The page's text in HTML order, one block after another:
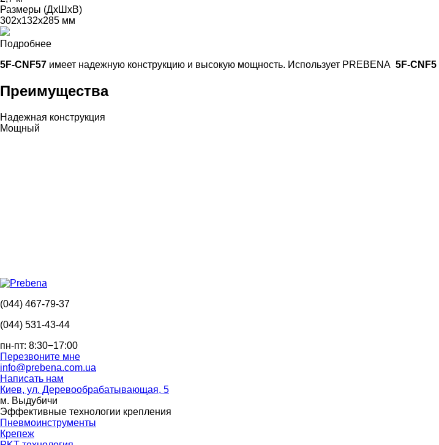
Размеры (ДхШхВ)
302x132x285 мм
Подробнее
5F-CNF57 имеет надежную конструкцию и высокую мощность. Использует PREBENA 5F-CNF5
Преимущества
Надежная конструкция
Мощный
(044) 467-79-37
(044) 531-43-44
пн-пт: 8:30−17:00
Перезвоните мне
info@prebena.com.ua
Написать нам
Киев, ул. Деревообрабатывающая, 5
м. Выдубичи
Эффективные технологии крепления
Пневмоинструменты
Крепеж